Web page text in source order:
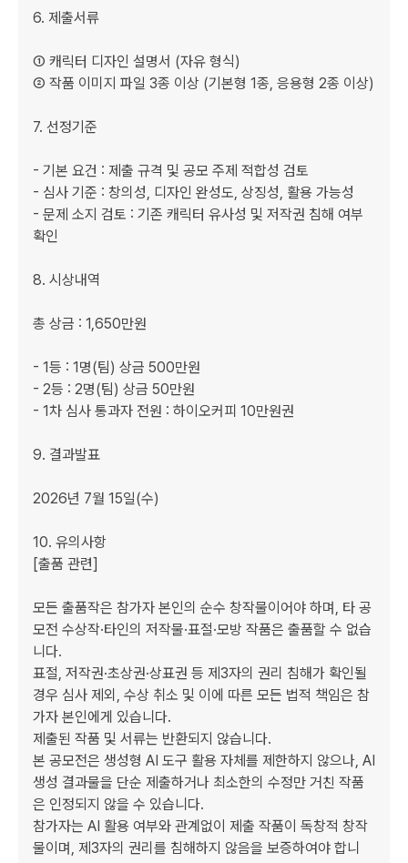
6. 제출서류
① 캐릭터 디자인 설명서 (자유 형식)
② 작품 이미지 파일 3종 이상 (기본형 1종, 응용형 2종 이상)
7. 선정기준
- 기본 요건 : 제출 규격 및 공모 주제 적합성 검토
- 심사 기준 : 창의성, 디자인 완성도, 상징성, 활용 가능성
- 문제 소지 검토 : 기존 캐릭터 유사성 및 저작권 침해 여부
확인
8. 시상내역
총 상금 : 1,650만원
- 1등 : 1명(팀) 상금 500만원
- 2등 : 2명(팀) 상금 50만원
- 1차 심사 통과자 전원 : 하이오커피 10만원권
9. 결과발표
2026년 7월 15일(수)
10. 유의사항
[출품 관련]
모든 출품작은 참가자 본인의 순수 창작물이어야 하며, 타 공
모전 수상작·타인의 저작물·표절·모방 작품은 출품할 수 없습
니다.
표절, 저작권·초상권·상표권 등 제3자의 권리 침해가 확인될
경우 심사 제외, 수상 취소 및 이에 따른 모든 법적 책임은 참
가자 본인에게 있습니다.
제출된 작품 및 서류는 반환되지 않습니다.
본 공모전은 생성형 AI 도구 활용 자체를 제한하지 않으나, AI
생성 결과물을 단순 제출하거나 최소한의 수정만 거친 작품
은 인정되지 않을 수 있습니다.
참가자는 AI 활용 여부와 관계없이 제출 작품이 독창적 창작
물이며, 제3자의 권리를 침해하지 않음을 보증하여야 합니